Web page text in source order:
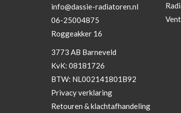
info@dassie-radiatoren.nl
06-25004875
Roggeakker 16
3773 AB Barneveld
KvK: 08181726
BTW: NL002141801B92
Privacy verklaring
Retouren & klachtafhandeling